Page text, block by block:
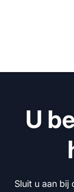
U
Sluit u aan bij